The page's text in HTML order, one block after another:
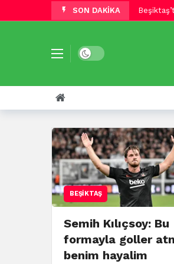
SON DAKİKA
Semih
BEŞIKTAŞ
Semih Kılıçsoy: Bu
formayla goller
benim hayalim